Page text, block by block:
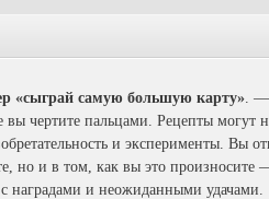
«сыграй самую большую карту». —
чертите пальцами. Рецепты могут
и эксперименты. Вы
но и в том, как вы это
наградами и неожиданными удачами.